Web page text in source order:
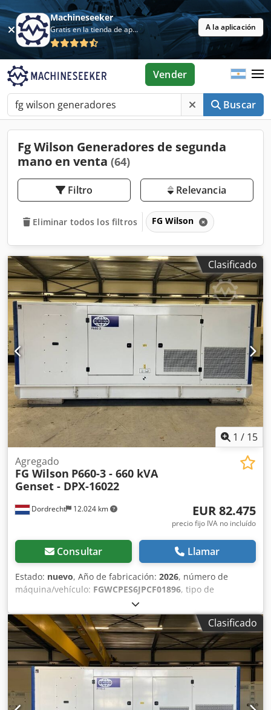
Machineseeker
Gratis en la tienda de aplicaciones A la aplicación
Buscar
Vender
Fg Wilson Generadores de segunda
mano en venta (64)
Filtro Relevancia
Eliminar todos los filtros FG Wilson
Clasificado
1 / 15
Dordrecht 12.024 km
Agregado
FG Wilson P660-3 - 660 kVA
Genset - DPX-16022
EUR 82.475
precio fijo IVA no incluído
Consultar Llamar
Estado: nuevo, Año de fabricación: 2026, número de
máquina/vehículo: FGWCPES6JPCF01896, tipo de
, fabricante de motores:
2806A-E18TAG1A, Uso previsto: Construcción Peso en
vacío: 5.694 kg Potencia del generador: 660 kVA
Dimensiones del compartimento de carga: 532 x 192 x 229
cm Marcado CE: sí Capacidad del depósito de agua: 1.132 l
País de fabricación: CN Póngase en contacto con el equipo
de DPX para obtener más información. = Otras opciones y
accesorios = - Batería Crodpfxjx I U Irj Aifsf - Panel de
control - Techo de acero - Cisterna
Clasificado